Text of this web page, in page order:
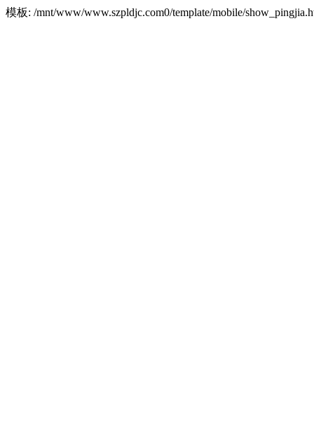
模板: /mnt/www/www.szpldjc.com0/template/mobile/